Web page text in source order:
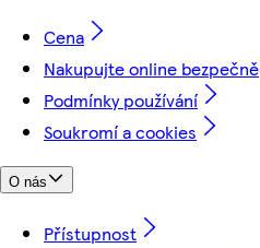
Cena
Nakupujte online bezpečně
Podmínky používání
Soukromí a cookies
O nás
Přístupnost